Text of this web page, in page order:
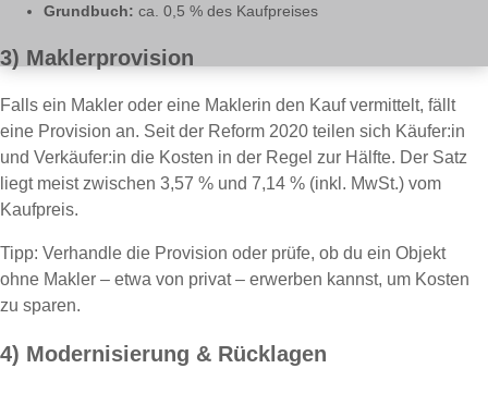
Grundbuch: ca. 0,5 % des Kaufpreises
3) Maklerprovision
Falls ein Makler oder eine Maklerin den Kauf vermittelt, fällt
eine Provision an. Seit der Reform 2020 teilen sich Käufer:in
und Verkäufer:in die Kosten in der Regel zur Hälfte. Der Satz
liegt meist zwischen 3,57 % und 7,14 % (inkl. MwSt.) vom
Kaufpreis.
Tipp: Verhandle die Provision oder prüfe, ob du ein Objekt
ohne Makler – etwa von privat – erwerben kannst, um Kosten
zu sparen.
4) Modernisierung & Rücklagen